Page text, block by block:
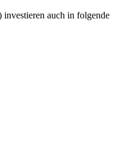
auch in folgende